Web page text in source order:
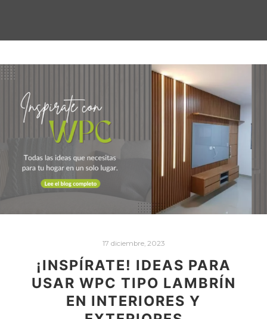
17 diciembre, 2023
¡INSPÍRATE! IDEAS PARA
USAR WPC TIPO LAMBRÍN
EN INTERIORES Y